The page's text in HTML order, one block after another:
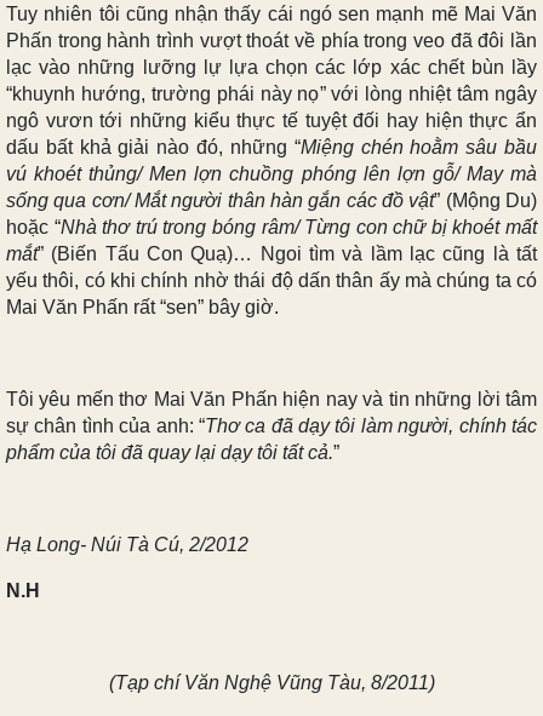
Tuy nhiên tôi cũng nhận thấy cái ngó sen mạnh mẽ Mai Văn
Phấn trong hành trình vượt thoát về phía trong veo đã đôi lần
lạc vào những lưỡng lự lựa chọn các lớp xác chết bùn lầy
“khuynh hướng, trường phái này nọ” với lòng nhiệt tâm ngây
ngô vươn tới những kiểu thực tế tuyệt đối hay hiện thực ẩn
dấu bất khả giải nào đó, những “Miệng chén hoằm sâu bầu
vú khoét thủng/ Men lợn chuồng phóng lên lợn gỗ/ May mà
sống qua cơn/ Mắt người thân hàn gắn các đồ vật” (Mộng Du)
hoặc “Nhà thơ trú trong bóng râm/ Từng con chữ bị khoét mất
mắt” (Biến Tấu Con Quạ)… Ngoi tìm và lầm lạc cũng là tất
yếu thôi, có khi chính nhờ thái độ dấn thân ấy mà chúng ta có
Mai Văn Phấn rất “sen” bây giờ.
Tôi yêu mến thơ Mai Văn Phấn hiện nay và tin những lời tâm
sự chân tình của anh: “Thơ ca đã dạy tôi làm người, chính tác
phẩm của tôi đã quay lại dạy tôi tất cả.”
Hạ Long- Núi Tà Cú, 2/2012
N.H
(Tạp chí Văn Nghệ Vũng Tàu, 8/2011)